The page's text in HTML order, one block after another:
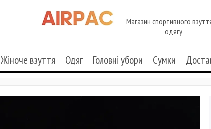
Магазин спортивного
одягу
Жіноче взуття Одяг Головні убори Сумки